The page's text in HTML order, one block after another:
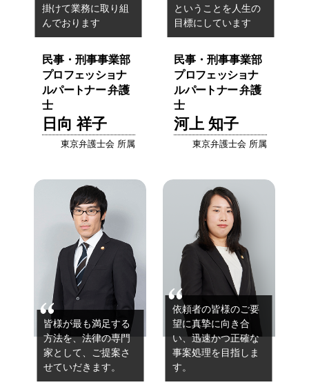
掛けて業務に取り組
んでおります
民事・刑事事業部
プロフェッショナ
ルパートナー 弁護
士
日向 祥子
東京弁護士会 所属
ということを 人生の
目標にしています
民事・刑事事業部
プロフェッショナ
ルパートナー 弁護
士
河上 知子
東京弁護士会 所属
皆様が最も満足する
方法を、法律の専門
家として、ご提案さ
せていだきます。
依頼者の皆様のご要
望に真摯に向き合
い、迅速かつ正確な
事案処理を目指しま
す。